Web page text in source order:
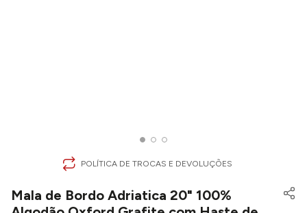
POLÍTICA DE TROCAS E DEVOLUÇÕES
Mala de Bordo Adriatica 20" 100%